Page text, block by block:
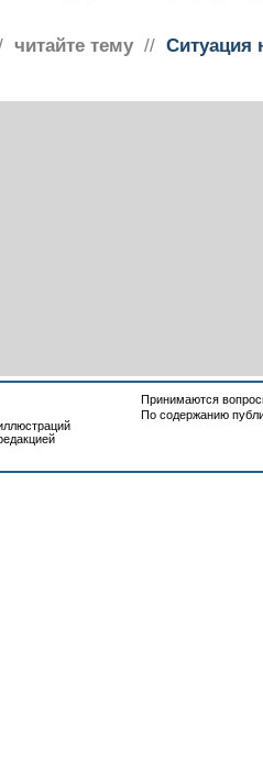
читайте тему // Ситуация
Принимаются
По содержанию